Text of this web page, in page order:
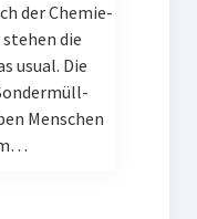
der Chemie-
die
usual. Die
Menschen